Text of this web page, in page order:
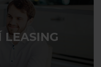
LEASING